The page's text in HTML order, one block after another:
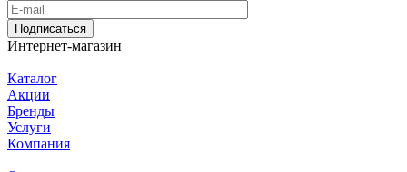
Подписаться
Интернет-магазин
Каталог
Акции
Бренды
Услуги
Компания